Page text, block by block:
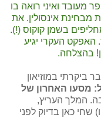
מעובד ואיני רואה בו
מבחינת אינסולין. את
בשמן קוקוס (!).
האפקט העקרי יגיע
בהצלחה.
ביקרתי במוזיאון
מסעו האחרון של
המלך העריץ,
שחי כאן בדיוק לפני